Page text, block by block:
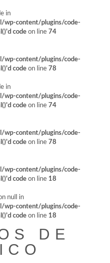
in
wp-content/plugins/code-
code on line 74
wp-content/plugins/code-
code on line 78
in
wp-content/plugins/code-
code on line 74
wp-content/plugins/code-
code on line 78
wp-content/plugins/code-
code on line 18
null in
wp-content/plugins/code-
code on line 18
DE